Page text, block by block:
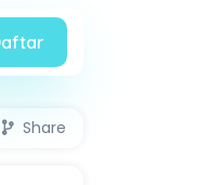
Share